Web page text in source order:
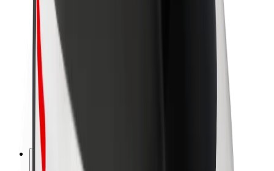
Brend təlimatları
Missiya
İnvestorlarla əlaqələr
Rəhbərlik
Brend
Media
Urban Fondu
Təhlükəsizlik